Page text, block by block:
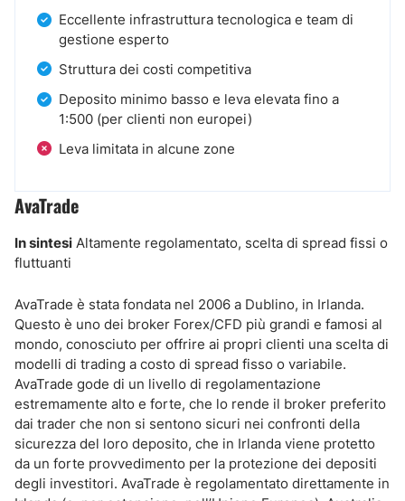
Eccellente infrastruttura tecnologica e team di
gestione esperto
Struttura dei costi competitiva
Deposito minimo basso e leva elevata fino a
1:500 (per clienti non europei)
Leva limitata in alcune zone
AvaTrade
In sintesi Altamente regolamentato, scelta di spread fissi o
fluttuanti
AvaTrade è stata fondata nel 2006 a Dublino, in Irlanda.
Questo è uno dei broker Forex/CFD più grandi e famosi al
mondo, conosciuto per offrire ai propri clienti una scelta di
modelli di trading a costo di spread fisso o variabile.
AvaTrade gode di un livello di regolamentazione
estremamente alto e forte, che lo rende il broker preferito
dai trader che non si sentono sicuri nei confronti della
sicurezza del loro deposito, che in Irlanda viene protetto
da un forte provvedimento per la protezione dei depositi
degli investitori. AvaTrade è regolamentato direttamente in